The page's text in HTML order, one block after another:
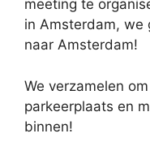
meeting te
in Amsterdam, we
naar Amsterdam!
We verzamelen
parkeerplaats en
binnen!